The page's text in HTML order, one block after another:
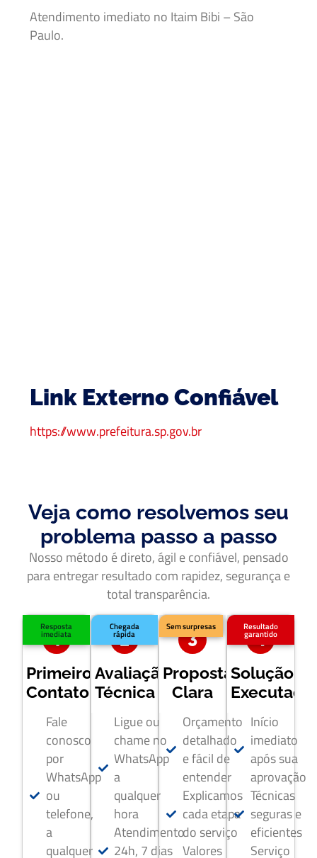
Atendimento imediato no Itaim Bibi – São
Paulo.
Link Externo Confiável
https://www.prefeitura.sp.gov.br
Veja como resolvemos seu
problema passo a passo
Nosso método é direto, ágil e confiável, pensado
para entregar resultado com rapidez, segurança e
total transparência.
Primeiro
Contato
Resposta
imediata
Fale
conosco
por
WhatsApp
ou
telefone,
a
qualquer
Avaliação
Técnica
Chegada
rápida
Ligue ou
chame no
WhatsApp
a
qualquer
hora
Atendimento
24h, 7 dias
Proposta
Clara
Sem surpresas
Orçamento
detalhado
e fácil de
entender
Explicamos
cada etapa
do serviço
Valores
Solução
Executada
Resultado
garantido
Início
imediato
após sua
aprovação
Técnicas
seguras e
eficientes
Serviço